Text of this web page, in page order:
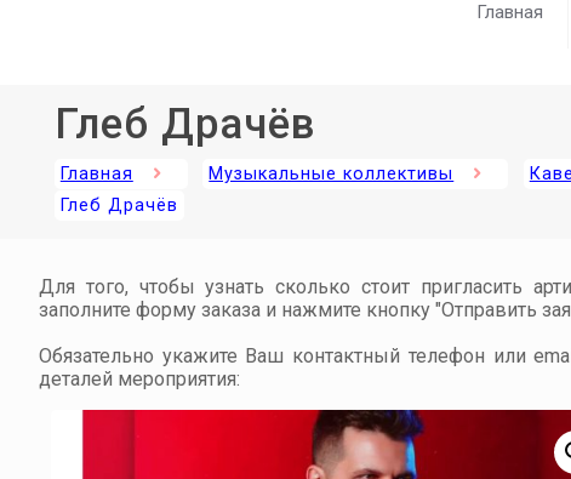
Главная
Глеб Драчёв
Главная Музыкальные коллективы
Глеб Драчёв
Для того, чтобы узнать сколько стоит пригласить
заполните форму заказа и нажмите кнопку "Отправить
Обязательно укажите Ваш контактный телефон или
деталей мероприятия: